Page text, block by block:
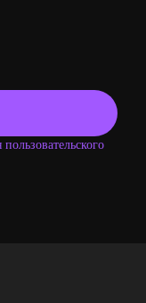
пользовательского